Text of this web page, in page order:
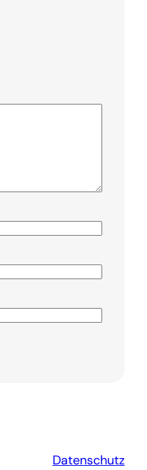
Datenschutz